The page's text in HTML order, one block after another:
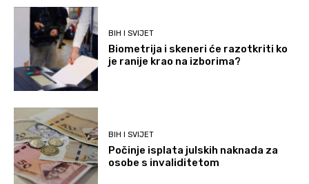
BIH I SVIJET
Biometrija i skeneri će razotkriti ko
je ranije krao na izborima?
BIH I SVIJET
Počinje isplata julskih naknada za
osobe s invaliditetom